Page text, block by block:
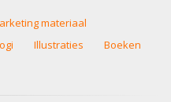
materiaal
Illustraties
Boeken